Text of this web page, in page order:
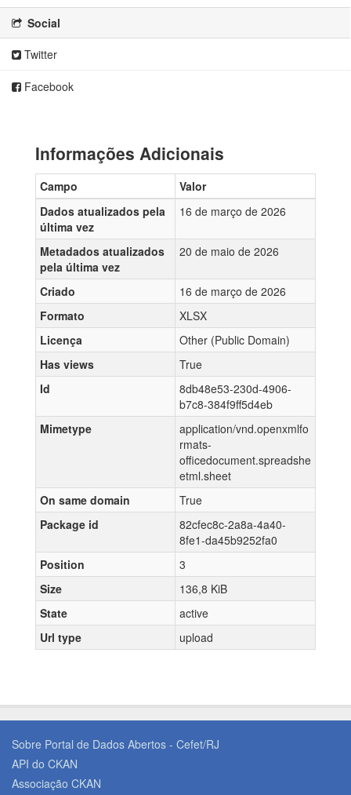
Social
Twitter
Facebook
Informações Adicionais
Campo
Valor
Dados atualizados pela
última vez
16 de março de 2026
Metadados atualizados
pela última vez
20 de maio de 2026
Criado
16 de março de 2026
Formato
XLSX
Licença
Other (Public Domain)
Has views
True
Id
8db48e53-230d-4906-
b7c8-384f9ff5d4eb
Mimetype
application/vnd.openxmlfo
rmats-
officedocument.spreadshe
etml.sheet
On same domain
True
Package id
82cfec8c-2a8a-4a40-
8fe1-da45b9252fa0
Position
3
Size
136,8 KiB
State
active
Url type
upload
Sobre Portal de Dados Abertos - Cefet/RJ
API do CKAN
Associação CKAN